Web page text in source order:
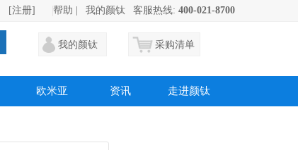
[注册] 帮助 我的颜钛 客服热线: 400-021-8700
我的颜钛 采购清单
欧米亚 资讯 走进颜钛